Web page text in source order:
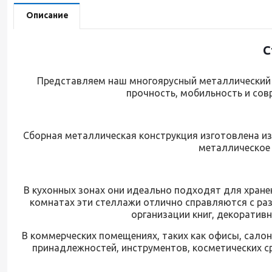
Описание
Представляем наш многоярусный
прочность, мобильность и
Сборная металлическая конструкция
В кухонных зонах они идеально подходят для
комнатах эти стеллажи отлично справляются с
организации книг,
В коммерческих помещениях, таких как офисы,
принадлежностей, инструментов, косметических